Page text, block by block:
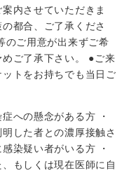
内させていただきま
都合、ご了承くださ
のご用意が出来ずご希
ご了承下さい。 ●ご来
トをお持ちでも当日ご
への懸念がある方 ・
した者との濃厚接触さ
染疑い者がいる方 ・
もしくは現在医師に自